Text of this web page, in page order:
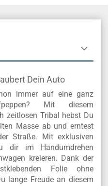
Dein Auto
immer auf eine ganz
Mit diesem
zeitlosen Tribal hebst Du
Masse ab und erntest
Straße. Mit exklusiven
dir im Handumdrehen
kreieren. Dank der
Folie ohne
lange Freude an diesem